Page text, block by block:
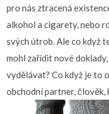
pro nás ztracená
alkohol a cigarety, nebo
svých útrob. Ale co když
mohl zařídit nové
vydělávat? Co když je to
obchodní partner, člověk,